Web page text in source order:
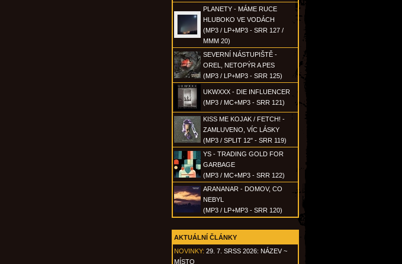
PLANETY - MÁME RUCE
HLUBOKO VE VODÁCH
(MP3 / LP+MP3 - SRR 127 /
MMM 20)
SEVERNÍ NÁSTUPIŠTĚ -
OREL, NETOPÝR A PES
(MP3 / LP+MP3 - SRR 125)
UKWXXX - DIE INFLUENCER
(MP3 / MC+MP3 - SRR 121)
KISS ME KOJAK / FETCH! -
ZAMLUVENO, VÍC LÁSKY
(MP3 / SPLIT 12" - SRR 119)
YS - TRADING GOLD FOR
GARBAGE
(MP3 / MC+MP3 - SRR 122)
ARANANAR - DOMOV, CO
NEBYL
(MP3 / LP+MP3 - SRR 120)
AKTUÁLNÍ ČLÁNKY
NOVINKY: 29. 7. SRSS 2026: NÁZEV ~
MÍSTO